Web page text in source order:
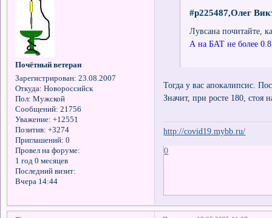
Почётный ветеран
Зарегистрирован: 23.08.2007
Откуда: Новороссийск
Пол: Мужской
Сообщений: 21756
Уважение: +12551
Позитив: +3274
Приглашений: 0
Провел на форуме:
1 год 0 месяцев
Последний визит:
Вчера 14:44
#p225487,Олег
Лувсана почитайте,
А на БАТ не более 0.8
Тогда у вас апокалипсис.
Значит, при росте 180, стоя
http://covid19.mybb.ru/
0